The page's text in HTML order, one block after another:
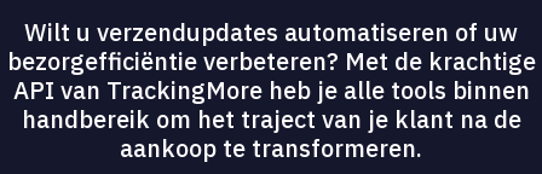
Wilt u verzendupdates automatiseren of uw
bezorgefficiëntie verbeteren? Met de krachtige
API van TrackingMore heb je alle tools binnen
handbereik om het traject van je klant na de
aankoop te transformeren.